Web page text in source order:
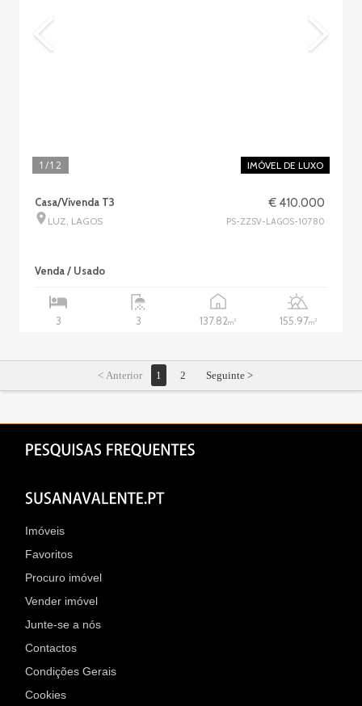
1/12 IMÓVEL DE LUXO
Casa/Vivenda T3
LUZ, LAGOS
€ 410.000
PS-ZZSV-LAGOS-10780
Venda / Usado
3 3 137.82m2 155.97m2
< Anterior 1 2 Seguinte >
Imóveis
Favoritos
Procuro imóvel
Vender imóvel
Junte-se a nós
Contactos
Condições Gerais
Cookies